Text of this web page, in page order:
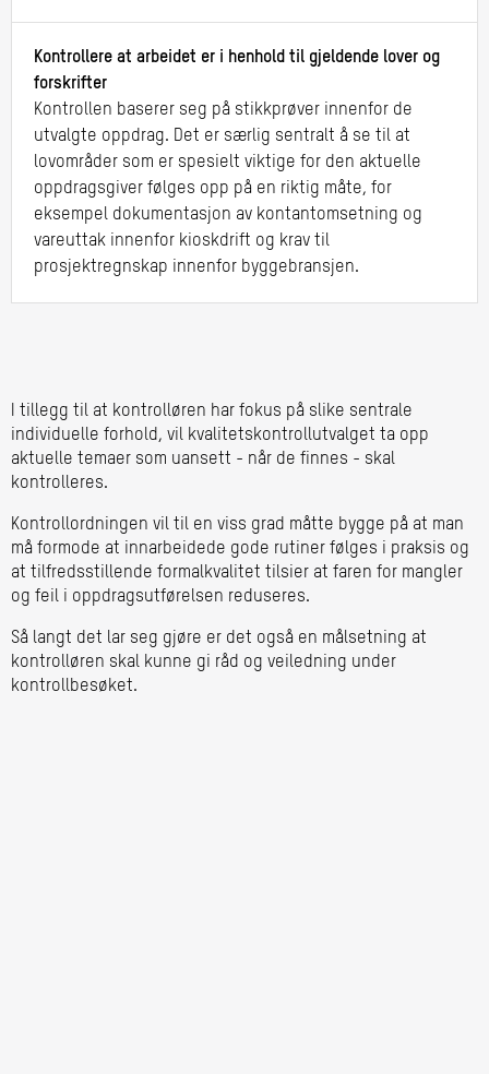
Kontrollere at arbeidet er i henhold til gjeldende lover og
forskrifter
Kontrollen baserer seg på stikkprøver innenfor de
utvalgte oppdrag. Det er særlig sentralt å se til at
lovområder som er spesielt viktige for den aktuelle
oppdragsgiver følges opp på en riktig måte, for
eksempel dokumentasjon av kontantomsetning og
vareuttak innenfor kioskdrift og krav til
prosjektregnskap innenfor byggebransjen.
I tillegg til at kontrolløren har fokus på slike sentrale
individuelle forhold, vil kvalitetskontrollutvalget ta opp
aktuelle temaer som uansett - når de finnes - skal
kontrolleres.
Kontrollordningen vil til en viss grad måtte bygge på at man
må formode at innarbeidede gode rutiner følges i praksis og
at tilfredsstillende formalkvalitet tilsier at faren for mangler
og feil i oppdragsutførelsen reduseres.
Så langt det lar seg gjøre er det også en målsetning at
kontrolløren skal kunne gi råd og veiledning under
kontrollbesøket.